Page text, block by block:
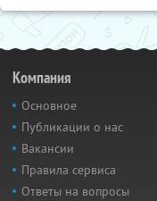
Компания
Основное
Публикации о нас
Вакансии
Правила сервиса
Ответы на вопросы